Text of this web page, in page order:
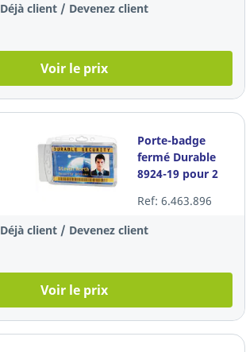
Déjà client / Devenez client
Voir le prix
Porte-badge
fermé Durable
8924-19 pour 2
paquet de 10
Ref: 6.463.896
Déjà client / Devenez client
Voir le prix